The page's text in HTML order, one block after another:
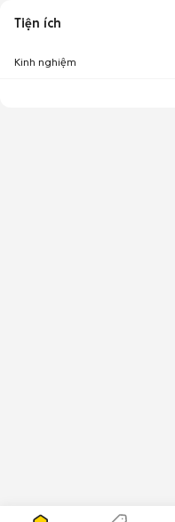
Tiện ích
Kinh nghiệm